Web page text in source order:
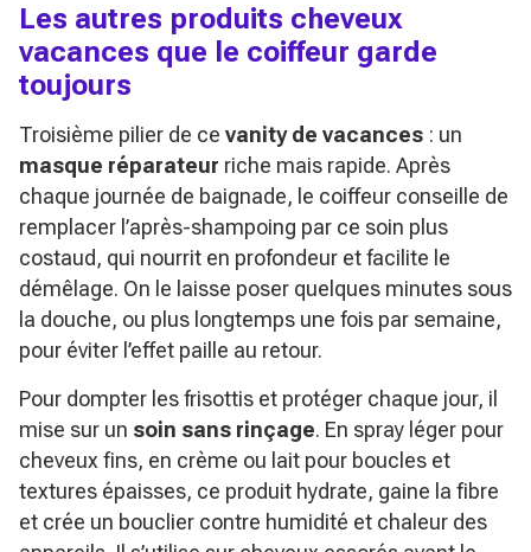
Les autres produits cheveux
vacances que le coiffeur garde
toujours
Troisième pilier de ce vanity de vacances : un
masque réparateur riche mais rapide. Après
chaque journée de baignade, le coiffeur conseille de
remplacer l’après-shampoing par ce soin plus
costaud, qui nourrit en profondeur et facilite le
démêlage. On le laisse poser quelques minutes sous
la douche, ou plus longtemps une fois par semaine,
pour éviter l’effet paille au retour.
Pour dompter les frisottis et protéger chaque jour, il
mise sur un soin sans rinçage. En spray léger pour
cheveux fins, en crème ou lait pour boucles et
textures épaisses, ce produit hydrate, gaine la fibre
et crée un bouclier contre humidité et chaleur des